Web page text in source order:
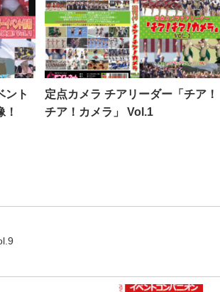
ント
定点カメラ チアリーダー「チア！
チア！カメラ」 Vol.1